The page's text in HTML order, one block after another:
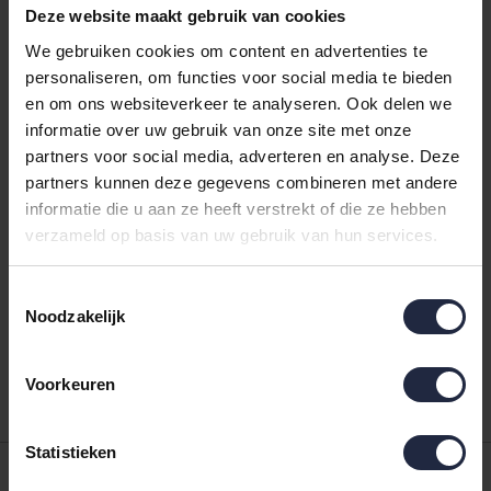
Deze website maakt gebruik van cookies
We gebruiken cookies om content en advertenties te
personaliseren, om functies voor social media te bieden
en om ons websiteverkeer te analyseren. Ook delen we
informatie over uw gebruik van onze site met onze
partners voor social media, adverteren en analyse. Deze
partners kunnen deze gegevens combineren met andere
informatie die u aan ze heeft verstrekt of die ze hebben
verzameld op basis van uw gebruik van hun services.
Noodzakelijk
Voorkeuren
Statistieken
Kauffmann Finesse
warm Dekbed (winter)